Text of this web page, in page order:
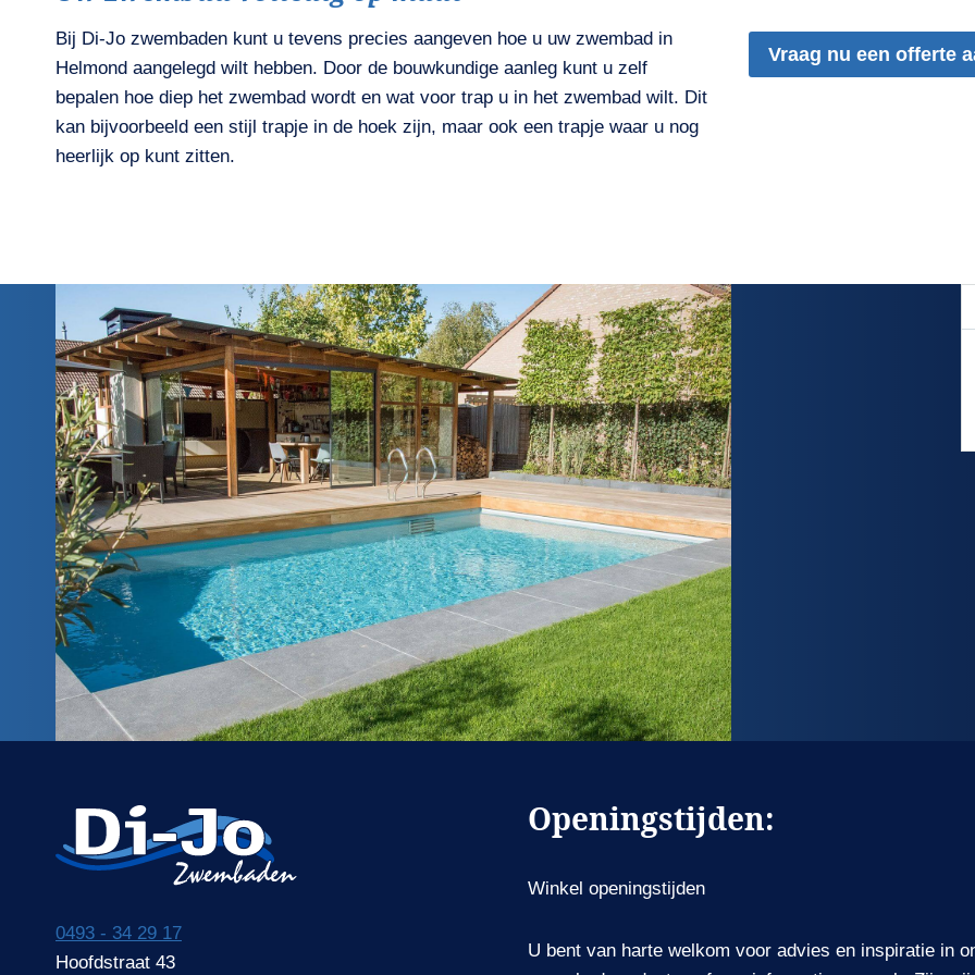
Bij Di-Jo zwembaden kunt u tevens precies aangeven hoe u uw zwembad in
Helmond aangelegd wilt hebben. Door de bouwkundige aanleg kunt u zelf
bepalen hoe diep het zwembad wordt en wat voor trap u in het zwembad wilt. Dit
kan bijvoorbeeld een stijl trapje in de hoek zijn, maar ook een trapje waar u nog
heerlijk op kunt zitten.
Vraag nu een offerte
0493 - 34 29 17
Hoofdstraat 43
Openingstijden:
Winkel openingstijden
U bent van harte welkom voor advies en inspiratie in